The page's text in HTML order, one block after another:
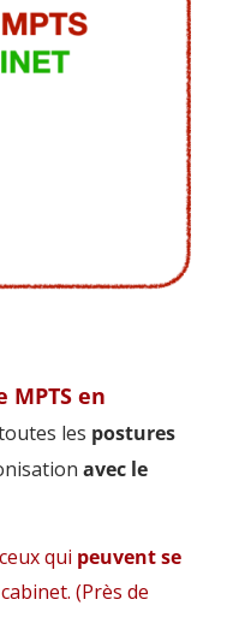
MPTS en
les postures
avec le
qui peuvent se
(Près de